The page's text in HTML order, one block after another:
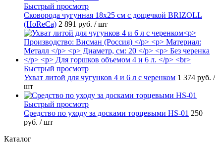
Быстрый просмотр
Сковорода чугунная 18х25 см с дощечкой BRIZOLL
(HoReCa) 2 891 руб. / шт
Быстрый просмотр
Ухват литой для чугунков 4 и 6 л с черенком 1 374 руб. /
шт
Быстрый просмотр
Средство по уходу за досками торцевыми HS-01 250
руб. / шт
Каталог